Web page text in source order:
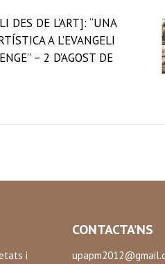
DES DE L’ART]: “UNA
A L’EVANGELI
– 2 D’AGOST DE
i
CONTACTA’NS